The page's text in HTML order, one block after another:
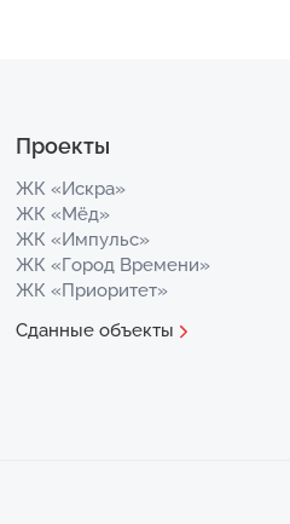
Проекты
ЖК «Искра»
ЖК «Мёд»
ЖК «Импульс»
ЖК «Город Времени»
ЖК «Приоритет»
Сданные объекты